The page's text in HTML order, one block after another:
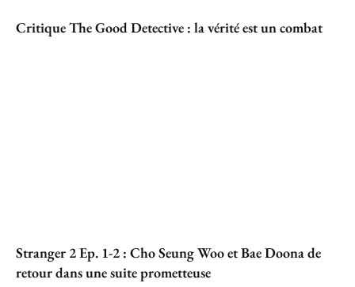
Critique The Good Detective : la vérité est un combat
Stranger 2 Ep. 1-2 : Cho Seung Woo et Bae Doona de
retour dans une suite prometteuse